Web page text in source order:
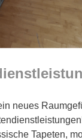
neues
Tapeten,